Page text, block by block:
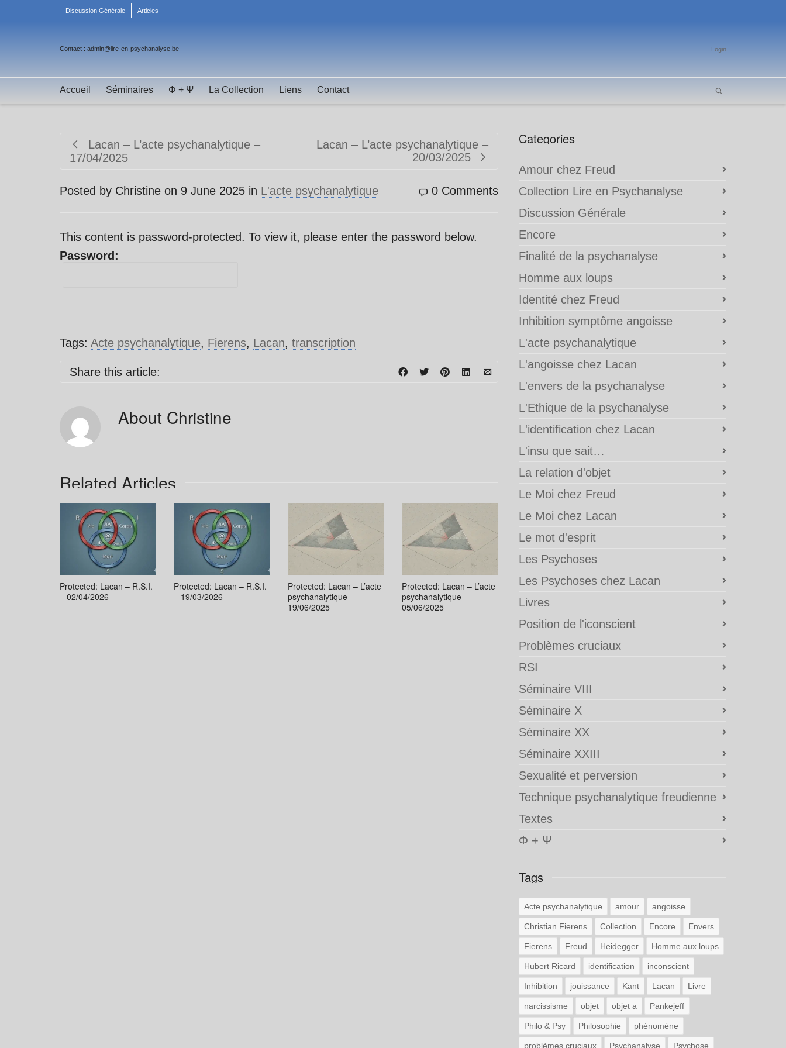
Discussion Générale Articles
Contact : admin@lire-en-psychanalyse.be Login
Accueil Séminaires Φ + Ψ La Collection Liens Contact
Lacan – L’acte psychanalytique –
17/04/2025
Lacan – L’acte psychanalytique –
20/03/2025
Posted by Christine on 9 June 2025 in L'acte psychanalytique 0 Comments
This content is password-protected. To view it, please enter the password below.
Password:
Tags: Acte psychanalytique, Fierens, Lacan, transcription
Share this article:
About Christine
Related Articles
Protected: Lacan – R.S.I.
– 02/04/2026
Protected: Lacan – R.S.I.
– 19/03/2026
Protected: Lacan – L’acte
psychanalytique –
19/06/2025
Protected: Lacan – L’acte
psychanalytique –
05/06/2025
Categories
Amour chez Freud
Collection Lire en Psychanalyse
Discussion Générale
Encore
Finalité de la psychanalyse
Homme aux loups
Identité chez Freud
Inhibition symptôme angoisse
L'acte psychanalytique
L'angoisse chez Lacan
L'envers de la psychanalyse
L'Ethique de la psychanalyse
L'identification chez Lacan
L'insu que sait…
La relation d'objet
Le Moi chez Freud
Le Moi chez Lacan
Le mot d'esprit
Les Psychoses
Les Psychoses chez Lacan
Livres
Position de l'iconscient
Problèmes cruciaux
RSI
Séminaire VIII
Séminaire X
Séminaire XX
Séminaire XXIII
Sexualité et perversion
Technique psychanalytique freudienne
Textes
Φ + Ψ
Tags
Acte psychanalytique amour angoisse
Christian Fierens Collection Encore Envers
Fierens Freud Heidegger Homme aux loups
Hubert Ricard identification inconscient
Inhibition jouissance Kant Lacan Livre
narcissisme objet objet a Pankejeff
Philo & Psy Philosophie phénomène
problèmes cruciaux Psychanalyse Psychose